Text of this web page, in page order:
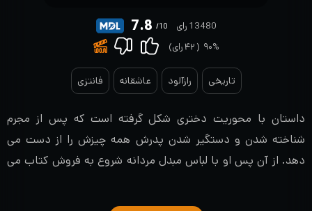
7.8 /10
13480 رای
۹۰% ( ۴۲رای)
تاریخی رازآلود عاشقانه فانتزی
داستان با محوریت دختری شکل گرفته است که پس از مجرم
شناخته شدن و دستگیر شدن پدرش همه چیزش را از دست می
دهد. از آن پس او با لباس مبدل مردانه شروع به فروش کتاب می
شود که خون اشام است. علاوه بر این دانشمند خون آشام، خون